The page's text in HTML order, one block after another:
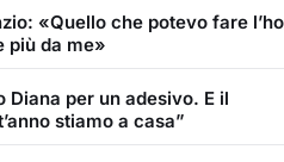
«Quello che potevo fare l’ho
più da me»
Diana per un adesivo. E il
stiamo a casa”